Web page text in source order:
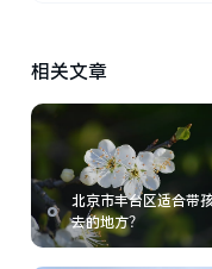
相关文章
北京市丰台区适合带
去的地方？